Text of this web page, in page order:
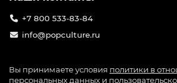
+7 800 533-83-84
info@popculture.ru
Вы принимаете условия политики в
персональных данных и